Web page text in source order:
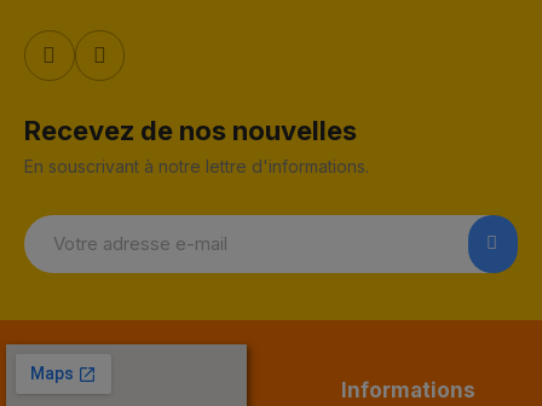
Recevez de nos nouvelles
En souscrivant à notre lettre d'informations.
Informations